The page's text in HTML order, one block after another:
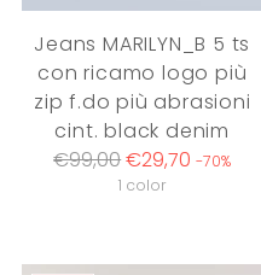
Jeans MARILYN_B 5 ts
con ricamo logo più
zip f.do più abrasioni
cint. black denim
Regular
€99,00€29,70 -70%
1 color